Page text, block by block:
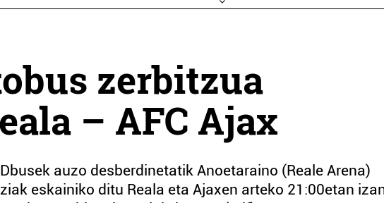
zerbitzua
– AFC Ajax
auzo desberdinetatik Anoetaraino (Reale Arena)
eskainiko ditu Reala eta Ajaxen arteko 21:00etan